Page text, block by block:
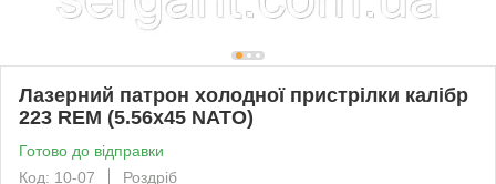
Лазерний патрон холодної пристрілки калібр
223 REM (5.56х45 NATO)
Готово до відправки
Код: 10-07
Роздріб